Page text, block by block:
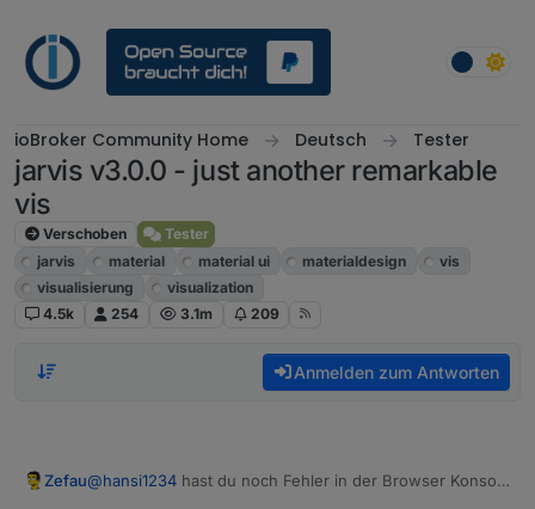
ioBroker Community Home Deutsch Tester
jarvis v3.0.0 - just another remarkable
vis
Verschoben
Tester
jarvis
material material ui materialdesign
vis
visualisierung
visualization
4.5k
254 3.1m 209
Anmelden zum Antworten
Zefau@hansi1234 hast du noch Fehler in der Browser Konsole